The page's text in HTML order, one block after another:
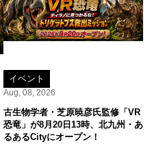
イベント
Aug, 08, 2026
古生物学者・芝原暁彦氏監修「VR
恐竜」が8月20日13時、北九州・あ
るあるCityにオープン！